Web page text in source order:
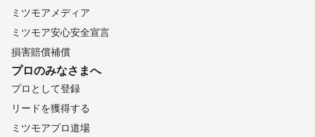
ミツモアメディア
ミツモア安心安全宣言
損害賠償補償
プロのみなさまへ
プロとして登録
リードを獲得する
ミツモアプロ道場